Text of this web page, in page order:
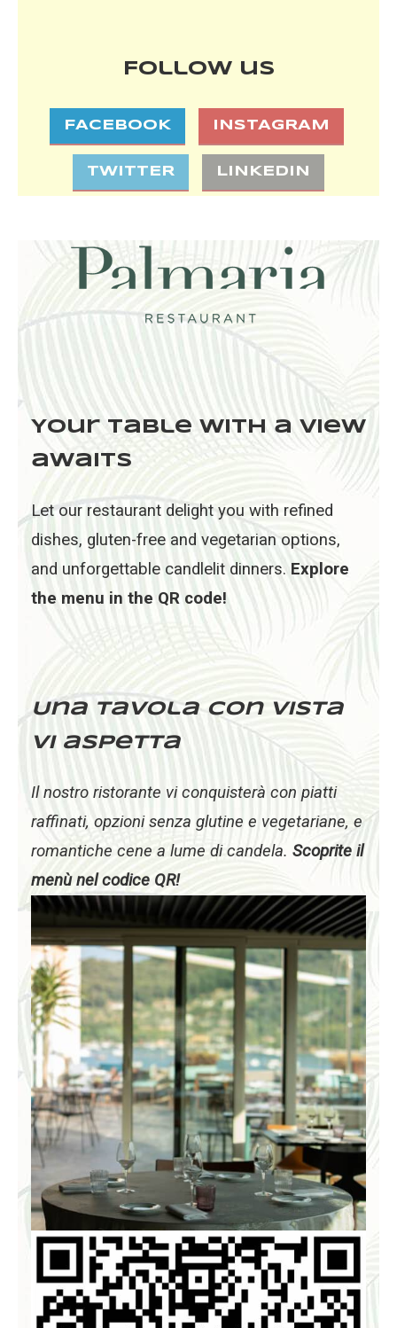
Follow us
FACEBOOK INSTAGRAM
TWITTER LINKEDIN
Your table with a view
awaits
Let our restaurant delight you with refined
dishes, gluten-free and vegetarian options,
and unforgettable candlelit dinners. Explore
the menu in the QR code!
Una tavola con vista
vi aspetta
Il nostro ristorante vi conquisterà con piatti
raffinati, opzioni senza glutine e vegetariane, e
romantiche cene a lume di candela. Scoprite il
menù nel codice QR!